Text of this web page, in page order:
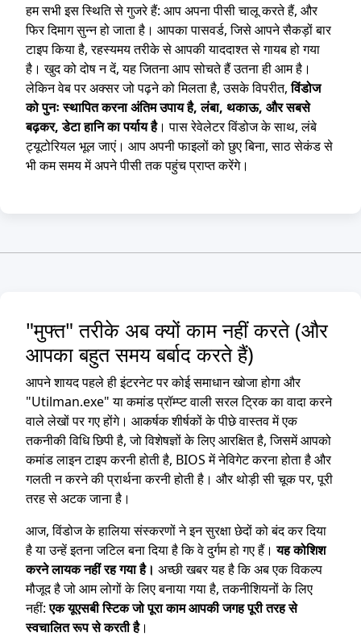
हम सभी इस स्थिति से गुजरे हैं: आप अपना पीसी चालू करते हैं, और
फिर दिमाग सुन्न हो जाता है। आपका पासवर्ड, जिसे आपने सैकड़ों बार
टाइप किया है, रहस्यमय तरीके से आपकी याददाश्त से गायब हो गया
है। खुद को दोष न दें, यह जितना आप सोचते हैं उतना ही आम है।
लेकिन वेब पर अक्सर जो पढ़ने को मिलता है, उसके विपरीत,विंडोज
को पुनः स्थापित करना अंतिम उपाय है, लंबा, थकाऊ, और सबसे
बढ़कर, डेटा हानि का पर्याय है। पास रेवेलेटर विंडोज के साथ, लंबे
ट्यूटोरियल भूल जाएं। आप अपनी फाइलों को छुए बिना, साठ सेकंड से
भी कम समय में अपने पीसी तक पहुंच प्राप्त करेंगे।
"मुफ्त" तरीके अब क्यों काम नहीं करते (और
आपका बहुत समय बर्बाद करते हैं)
आपने शायद पहले ही इंटरनेट पर कोई समाधान खोजा होगा और
"Utilman.exe" या कमांड प्रॉम्प्ट वाली सरल ट्रिक का वादा करने
वाले लेखों पर गए होंगे। आकर्षक शीर्षकों के पीछे वास्तव में एक
तकनीकी विधि छिपी है, जो विशेषज्ञों के लिए आरक्षित है, जिसमें आपको
कमांड लाइन टाइप करनी होती है, BIOS में नेविगेट करना होता है और
गलती न करने की प्रार्थना करनी होती है। और थोड़ी सी चूक पर, पूरी
तरह से अटक जाना है।
आज, विंडोज के हालिया संस्करणों ने इन सुरक्षा छेदों को बंद कर दिया
है या उन्हें इतना जटिल बना दिया है कि वे दुर्गम हो गए हैं।यह कोशिश
करने लायक नहीं रह गया है। अच्छी खबर यह है कि अब एक विकल्प
मौजूद है जो आम लोगों के लिए बनाया गया है, तकनीशियनों के लिए
नहीं:एक यूएसबी स्टिक जो पूरा काम आपकी जगह पूरी तरह से
स्वचालित रूप से करती है।